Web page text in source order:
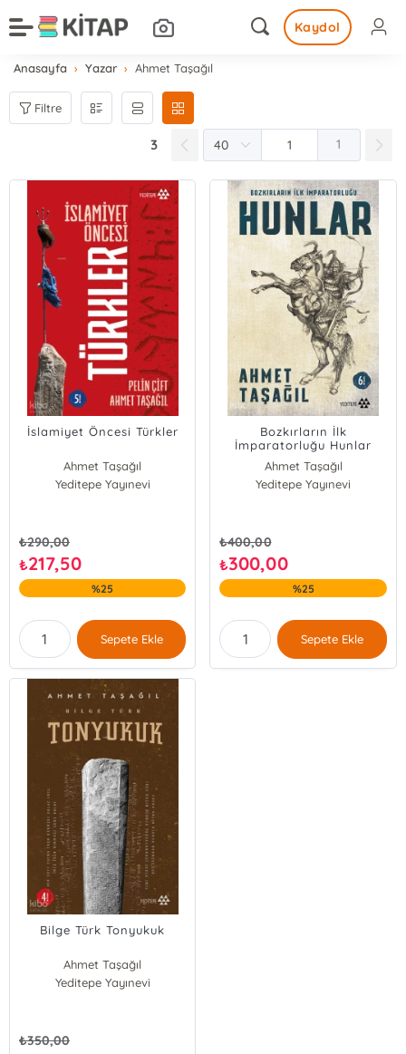
Kaydol
Anasayfa Yazar Ahmet Taşağıl
Filtre
3 1
İslamiyet Öncesi Türkler
Ahmet Taşağıl
Pelin Çift
Yeditepe Yayınevi
₺290,00
₺217,50
%25
Sepete Ekle
Bozkırların İlk
İmparatorluğu Hunlar
Ahmet Taşağıl
Yeditepe Yayınevi
₺400,00
₺300,00
%25
Sepete Ekle
Bilge Türk Tonyukuk
Ahmet Taşağıl
Yeditepe Yayınevi
₺350,00